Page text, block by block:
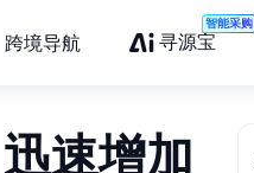
跨境导航 寻源宝
智能采购
速增加